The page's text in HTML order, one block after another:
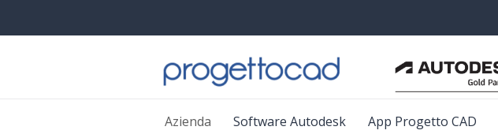
Azienda Software Autodesk App Progetto CAD